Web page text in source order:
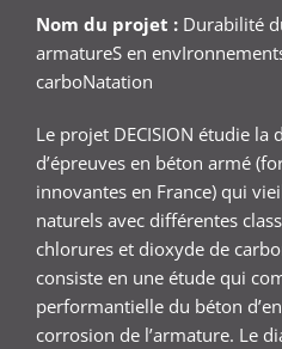
Nom du projet : Durabilité
armatureS en
carboNatation
Le projet DECISION étudie la
d’épreuves en béton armé
innovantes en France) qui
naturels avec différentes
chlorures et dioxyde de
consiste en une étude qui
performantielle du béton
corrosion de l’armature. Le